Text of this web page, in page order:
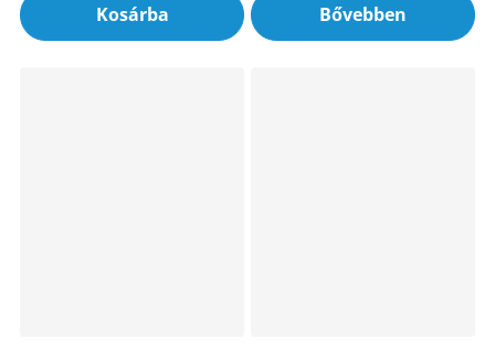
Kosárba Bővebben